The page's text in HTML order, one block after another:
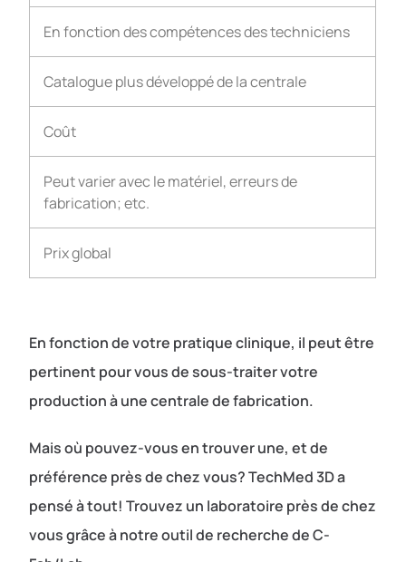
En fonction des compétences des techniciens
Catalogue plus développé de la centrale
Coût
Peut varier avec le matériel, erreurs de
fabrication; etc.
Prix global
En fonction de votre pratique clinique, il peut être
pertinent pour vous de sous-traiter votre
production à une centrale de fabrication.
Mais où pouvez-vous en trouver une, et de
préférence près de chez vous? TechMed 3D a
pensé à tout! Trouvez un laboratoire près de chez
vous grâce à notre outil de recherche de C-